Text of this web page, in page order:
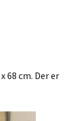
68 cm. Der er